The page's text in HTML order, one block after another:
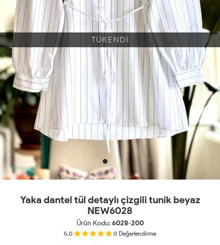
TÜKENDİ
Yaka dantel tül detaylı çizgili tunik beyaz
NEW6028
Ürün Kodu:6028-200
5.0 0 Değerlendirme